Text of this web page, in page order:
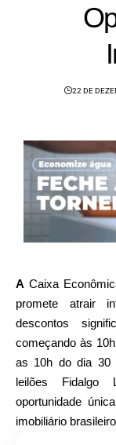
22 DE
A Caixa
promete atrair
descontos
começando às
as 10h do dia 30
leilões Fidalgo
oportunidade
imobiliário